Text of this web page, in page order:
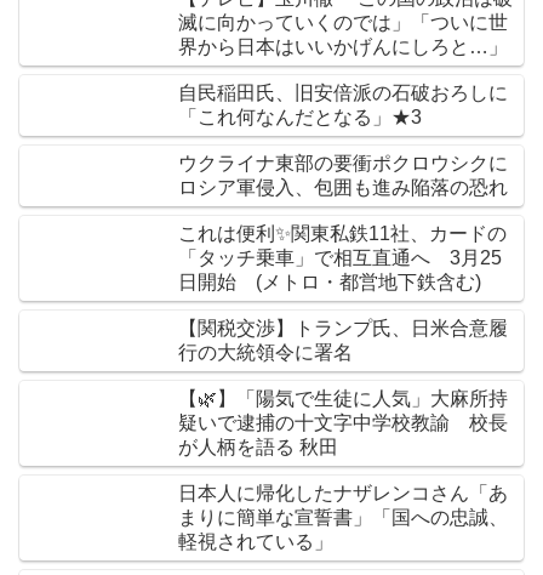
滅に向かっていくのでは」「ついに世
界から日本はいいかげんにしろと…」
自民稲田氏、旧安倍派の石破おろしに
「これ何なんだとなる」★3
ウクライナ東部の要衝ポクロウシクに
ロシア軍侵入、包囲も進み陥落の恐れ
これは便利✨関東私鉄11社、カードの
「タッチ乗車」で相互直通へ 3月25
日開始 (メトロ・都営地下鉄含む)
【関税交渉】トランプ氏、日米合意履
行の大統領令に署名
【🌿】「陽気で生徒に人気」大麻所持
疑いで逮捕の十文字中学校教諭 校長
が人柄を語る 秋田
日本人に帰化したナザレンコさん「あ
まりに簡単な宣誓書」「国への忠誠、
軽視されている」